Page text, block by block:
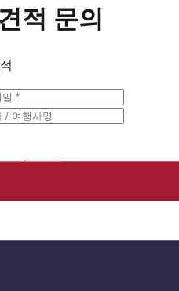
적 문의